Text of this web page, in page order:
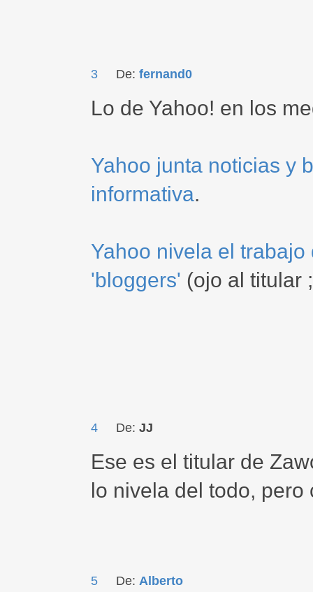
3 De: fernand0
Lo de Yahoo! en los
Yahoo junta noticias y
informativa.
Yahoo nivela el
'bloggers' (ojo al titular
4 De: JJ
Ese es el titular de
lo nivela del todo, pero
5 De: Alberto